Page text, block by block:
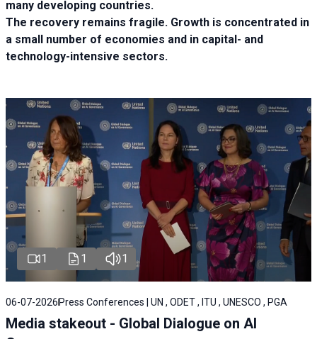
many developing countries.
The recovery remains fragile. Growth is concentrated in
a small number of economies and in capital- and
technology-intensive sectors.
1 1 1
06-07-2026 Press Conferences | UN , ODET , ITU , UNESCO , PGA
Media stakeout - Global Dialogue on AI